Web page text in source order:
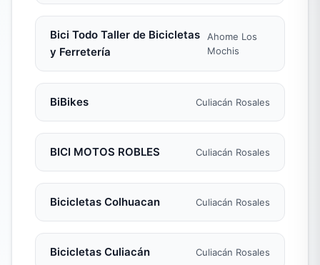
Bici Todo Taller de Bicicletas
y Ferretería
Ahome Los
Mochis
BiBikes Culiacán Rosales
BICI MOTOS ROBLES Culiacán Rosales
Bicicletas Colhuacan Culiacán Rosales
Bicicletas Culiacán Culiacán Rosales